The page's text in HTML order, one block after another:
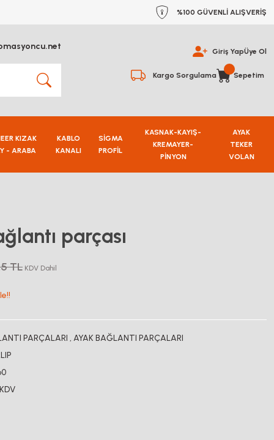
%100 GÜVENLİ ALIŞVERİŞ
Giriş YapÜye Ol
Kargo Sorgulama Sepetim
KIZAK
- ARABA
KABLO
KANALI
SİGMA
PROFİL
KASNAK-KAYIŞ-
KREMAYER-
PİNYON
AYAK
TEKER
VOLAN
parçası
TL KDV Dahil
PARÇALARI , AYAK BAĞLANTI PARÇALARI